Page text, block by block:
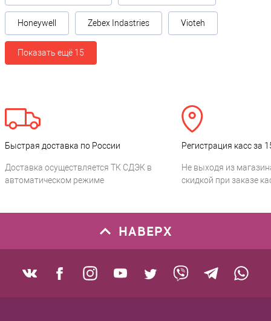
Honeywell Zebex Indastries Vioteh
Показать ещё 15
Быстрая доставка по России
Доставка осуществляется ТК СДЭК в
автоматическом режиме
Регистрация касс за
Не выходя из
скидкой при заказе
НАВЕРХ